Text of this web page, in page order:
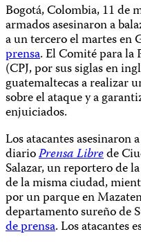
Bogotá, Colombia, 11 de
armados asesinaron a
a un tercero el martes en
prensa. El Comité para la
(CPJ, por sus siglas en
guatemaltecas a realizar
sobre el ataque y a
enjuiciados.
Los atacantes
diarioPrensa Librede
Salazar, un reportero de
de la misma ciudad,
por un parque en
departamento sureño de
de prensa. Los atacantes